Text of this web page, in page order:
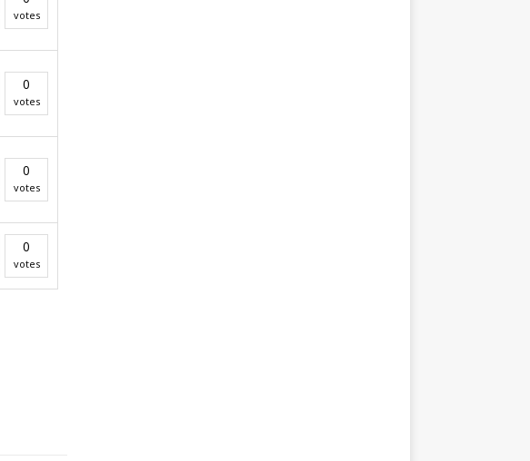
votes
0
votes
0
votes
0
votes